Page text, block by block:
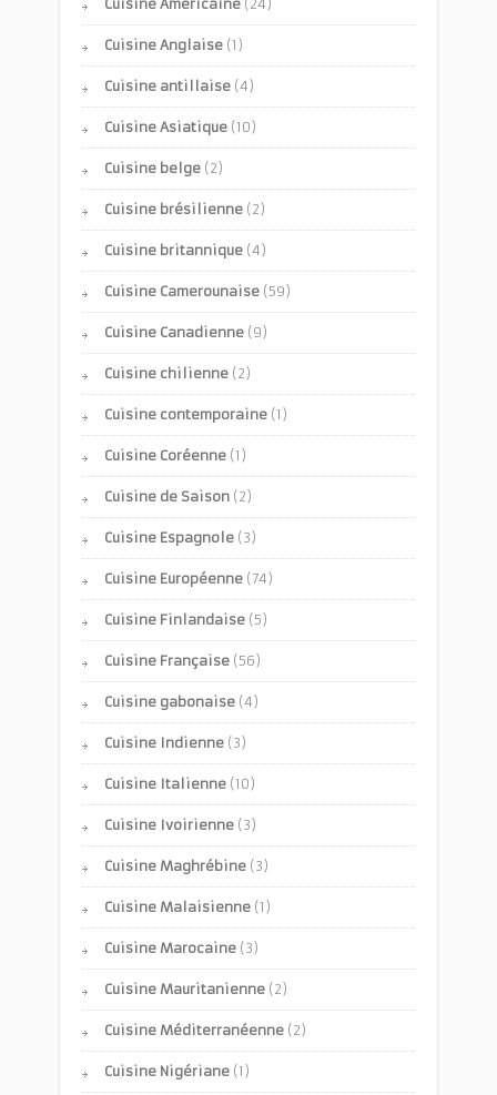
Cuisine Américaine (24)
Cuisine Anglaise (1)
Cuisine antillaise (4)
Cuisine Asiatique (10)
Cuisine belge (2)
Cuisine brésilienne (2)
Cuisine britannique (4)
Cuisine Camerounaise (59)
Cuisine Canadienne (9)
Cuisine chilienne (2)
Cuisine contemporaine (1)
Cuisine Coréenne (1)
Cuisine de Saison (2)
Cuisine Espagnole (3)
Cuisine Européenne (74)
Cuisine Finlandaise (5)
Cuisine Française (56)
Cuisine gabonaise (4)
Cuisine Indienne (3)
Cuisine Italienne (10)
Cuisine Ivoirienne (3)
Cuisine Maghrébine (3)
Cuisine Malaisienne (1)
Cuisine Marocaine (3)
Cuisine Mauritanienne (2)
Cuisine Méditerranéenne (2)
Cuisine Nigériane (1)